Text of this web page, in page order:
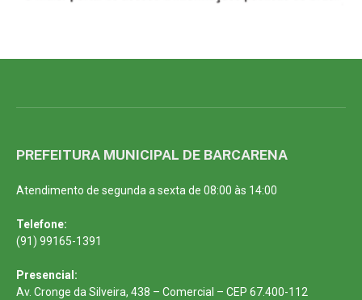
PREFEITURA MUNICIPAL DE BARCARENA
Atendimento de segunda a sexta de 08:00 às 14:00
Telefone:
(91) 99165-1391
Presencial:
Av. Cronge da Silveira, 438 – Comercial – CEP 67.400-112